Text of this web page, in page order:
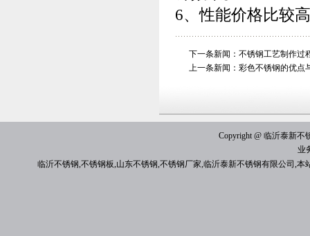
6、性能价格比较
下一条新闻： 不锈钢工艺制作过
上一条新闻： 彩色不锈钢的优点
Copyright @ 临沂泰新不
业
临沂不锈钢,不锈钢板,山东不锈钢,不锈钢厂家,临沂泰新不锈钢有限公司,本